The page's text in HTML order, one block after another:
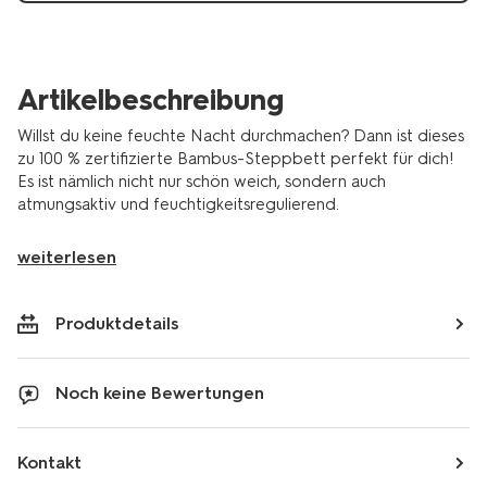
Artikelbeschreibung
Willst du keine feuchte Nacht durchmachen? Dann ist dieses
zu 100 % zertifizierte Bambus-Steppbett perfekt für dich!
Es ist nämlich nicht nur schön weich, sondern auch
atmungsaktiv und feuchtigkeitsregulierend.
weiterlesen
Produktdetails
Noch keine Bewertungen
Kontakt